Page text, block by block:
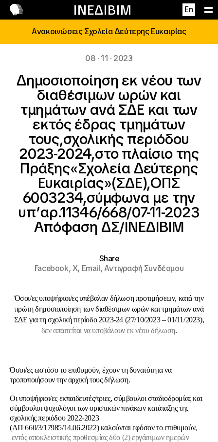
ΙΝΕΔΙΒΙΜ En
Επικοινωνία
Ανακοινώσεις Σχολεία Δεύτερης Ευκαιρίας
08 · 11 · 2023
Δημοσιοποίηση εκ νέου των
διαθέσιμων ωρών και
τμημάτων ανά ΣΔΕ και των
εκτός έδρας τμημάτων
τους,σχολικής περιόδου
2023-2024,στο πλαίσιο της
Πράξης«Σχολεία Δεύτερης
Ευκαιρίας»(ΣΔΕ),ΟΠΣ
6003234,σύμφωνα με την
υπ’αρ.11346/668/07-11-2023
Απόφαση ΔΣ/ΙΝΕΔΙΒΙΜ
Share
Facebook,X, Email,Αντιγραφή Συνδέσμου
Όσοι/ες υποψήφιοι/ες υπέβαλαν δήλωση προτιμήσεων, κατά την
πρώτη δημοσιοποίηση των διαθέσιμων ωρών και τμημάτων ανά
ΣΔΕ για τη σχολική περίοδο 2023-24 (27/10/2023 – 01/11/2023),
δεν απαιτείται να υποβάλουν εκ νέου δήλωση.
Όσοι/ες ωστόσο το επιθυμούν, έχουν τη δυνατότητα να
τροποποιήσουν την αρχική τους δήλωση.
Oι υποψήφιοι/ες εκπαιδευτές/τριες, σύμβουλοι σταδιοδρομίας και
σύμβουλοι ψυχολόγοι των οριστικών πινάκων κατάταξης της
σχολικής περιόδου 2022-2023
(ΑΠ 660/3/17985/14.06.2022) καλούνται εφόσον το επιθυμούν,
εντός αποκλειστικής προθεσμίας δύο (2) εργάσιμων ημερών